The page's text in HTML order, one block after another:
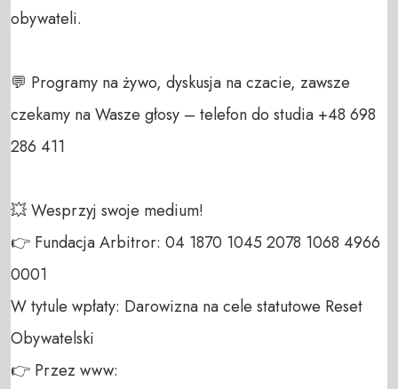
obywateli.
💬 Programy na żywo, dyskusja na czacie, zawsze
czekamy na Wasze głosy – telefon do studia +48 698
286 411
💥 Wesprzyj swoje medium!
👉 Fundacja Arbitror: 04 1870 1045 2078 1068 4966
0001
W tytule wpłaty: Darowizna na cele statutowe Reset
Obywatelski
👉 Przez www: